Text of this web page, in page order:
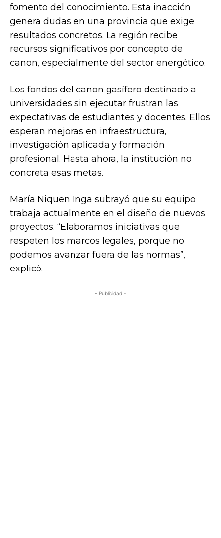
fomento del conocimiento. Esta inacción
genera dudas en una provincia que exige
resultados concretos. La región recibe
recursos significativos por concepto de
canon, especialmente del sector energético.
Los fondos del canon gasífero destinado a
universidades sin ejecutar frustran las
expectativas de estudiantes y docentes. Ellos
esperan mejoras en infraestructura,
investigación aplicada y formación
profesional. Hasta ahora, la institución no
concreta esas metas.
María Niquen Inga subrayó que su equipo
trabaja actualmente en el diseño de nuevos
proyectos. “Elaboramos iniciativas que
respeten los marcos legales, porque no
podemos avanzar fuera de las normas”,
explicó.
- Publicidad -